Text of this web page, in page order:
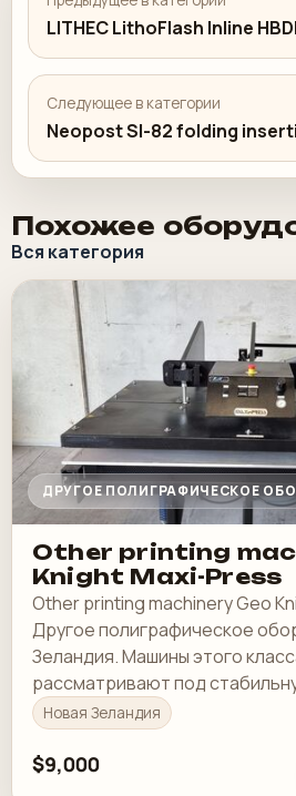
LITHEC LithoFlash Inline
Следующее в категории
Neopost SI-82 folding
Похожее
Вся категория
ДРУГОЕ ПОЛИГРАФИЧЕСКОЕ
Other printing
Knight Maxi-Press
Other printing machinery Geo
Другое полиграфическое
Зеландия. Машины этого
рассматривают под
понятную приладку и рабочую
Новая Зеландия
$9,000